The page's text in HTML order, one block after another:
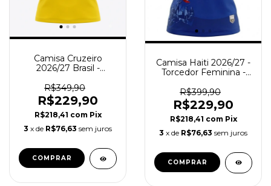
Camisa Cruzeiro
2026/27 Brasil -
Amarela
R$349,90
R$229,90
R$218,41 com Pix
3 x de R$76,63 sem juros
COMPRAR
Camisa Haiti 2026/27 -
Torcedor Feminina -
R$399,90
R$229,90
R$218,41 com Pix
3 x de R$76,63 sem juros
COMPRAR